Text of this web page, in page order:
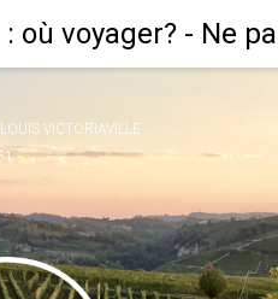
VICTORIAVILLE
: où voyager? - Ne